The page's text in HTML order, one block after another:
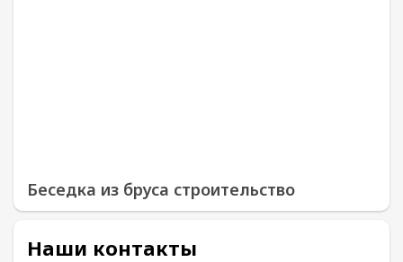
Беседка из бруса строительство
Наши контакты